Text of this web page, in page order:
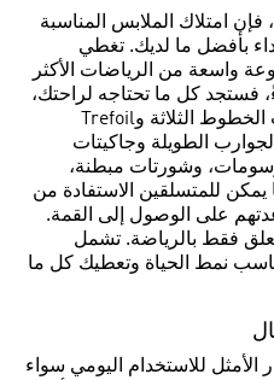
فإن امتلاك الملابس المناسبة
بأفضل ما لديك. تغطي
واسعة من الرياضات الأكثر
فستجد كل ما تحتاجه لراحتك،
بما في ذلك قمصان الركض ذات الخطوط الثلاثة وTrefoil
الطويلة وجاكيتات
وشورتات مبطنة،
للمتسلقين الاستفادة من
على الوصول إلى القمة.
فقط بالرياضة. تشمل
نمط الحياة وتعطيك كل ما
للاستخدام اليومي سواء